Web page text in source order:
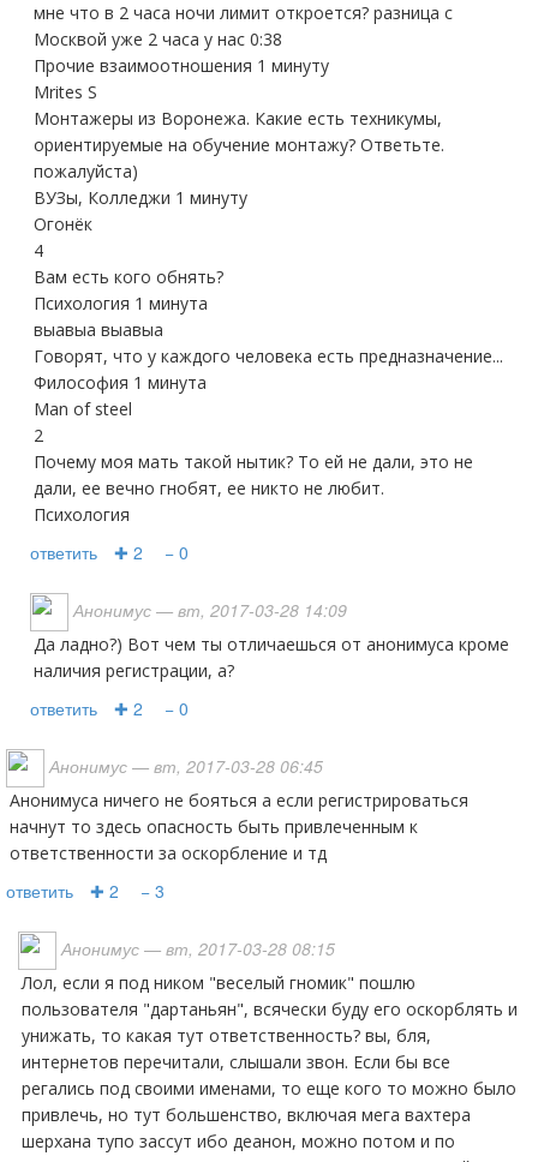
мне что в 2 часа ночи лимит откроется? разница с
Москвой уже 2 часа у нас 0:38
Прочие взаимоотношения 1 минуту
Mrites S
Монтажеры из Воронежа. Какие есть техникумы,
ориентируемые на обучение монтажу? Ответьте.
пожалуйста)
ВУЗы, Колледжи 1 минуту
Огонёк
4
Вам есть кого обнять?
Психология 1 минута
выавыа выавыа
Говорят, что у каждого человека есть предназначение...
Философия 1 минута
Man of steel
2
Почему моя мать такой нытик? То ей не дали, это не
дали, ее вечно гнобят, ее никто не любит.
Психология
ответить ✚ 2 − 0
Анонимус — вт, 2017-03-28 14:09
Да ладно?) Вот чем ты отличаешься от анонимуса кроме
наличия регистрации, а?
ответить ✚ 2 − 0
Анонимус — вт, 2017-03-28 06:45
Анонимуса ничего не бояться а если регистрироваться
начнут то здесь опасность быть привлеченным к
ответственности за оскорбление и тд
ответить ✚ 2 − 3
Анонимус — вт, 2017-03-28 08:15
лол, если я под ником "веселый гномик" пошлю
пользователя "дартаньян", всячески буду его оскорблять и
унижать, то какая тут ответственность? вы, бля,
интернетов перечитали, слышали звон. Если бы все
регались под своими именами, то еще кого то можно было
привлечь, но тут большенство, включая мега вахтера
шерхана тупо зассут ибо деанон, можно потом и по